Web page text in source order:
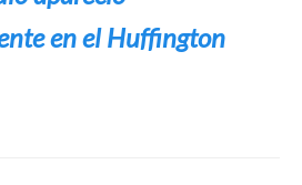
en el Huffington